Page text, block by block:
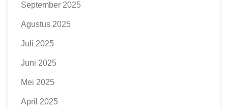
September 2025
Agustus 2025
Juli 2025
Juni 2025
Mei 2025
April 2025